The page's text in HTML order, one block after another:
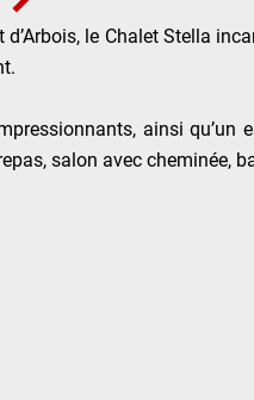
le Chalet Stella
ainsi
salon avec cheminée,